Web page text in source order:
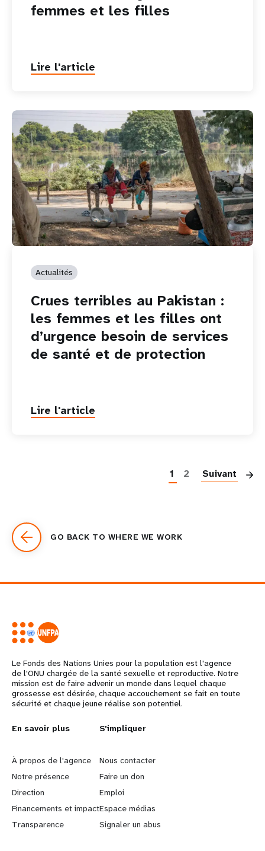
femmes et les filles
Lire l'article
Actualités
Crues terribles au Pakistan :
les femmes et les filles ont
d’urgence besoin de services
de santé et de protection
Lire l'article
1 2 Suivant
GO BACK TO WHERE WE WORK
Le Fonds des Nations Unies pour la population est l'agence
de l'ONU chargée de la santé sexuelle et reproductive. Notre
mission est de faire advenir un monde dans lequel chaque
grossesse est désirée, chaque accouchement se fait en toute
sécurité et chaque jeune réalise son potentiel.
L
e
a
r
n
En savoir plus
À propos de l'agence
Notre présence
Direction
Financements et impact
Transparence
G
o
b
e
y
S'impliquer
Nous contacter
Faire un don
Emploi
Espace médias
Signaler un abus